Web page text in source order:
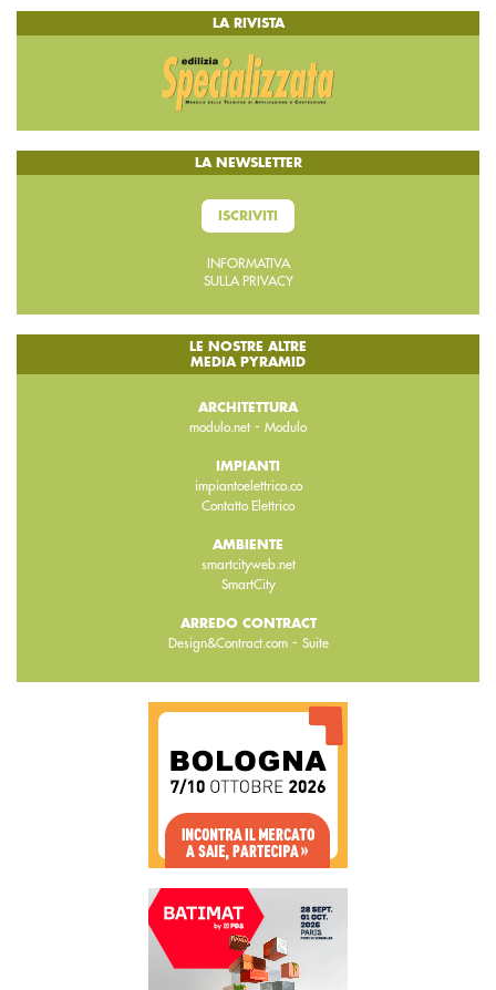
LA RIVISTA
LA NEWSLETTER
ISCRIVITI
INFORMATIVA
SULLA PRIVACY
LE NOSTRE ALTRE
MEDIA PYRAMID
ARCHITETTURA
modulo.net - Modulo
IMPIANTI
impiantoelettrico.co
Contatto Elettrico
AMBIENTE
smartcityweb.net
SmartCity
ARREDO CONTRACT
Design&Contract.com- Suite